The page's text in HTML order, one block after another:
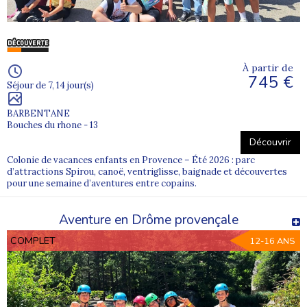
Juniors
Lesséjours Supernova Juniors
répondre aux besoins des
combinant
Les hébergements sont variés :
gîtes,chalets
Les activités sont tout aussi diversifiées :
balades équestres,
Chaque enfant peut ainsi vivre uneexpérience de
FAQ – Colonie de vacances au départ
d’Avignon (84)
Séjour de 7, 14 jour(s)
BARBENTANE
Bouches du rhone - 13
À partir de
745 €
Découvrir
Colonie de vacances enfants en Provence – Été 2026 : parc
d’attractions Spirou, canoë, ventriglisse, baignade et découvertes
pour une semaine d’aventures entre copains.
Aventure en Drôme provençale
COMPLET 12-16 ANS